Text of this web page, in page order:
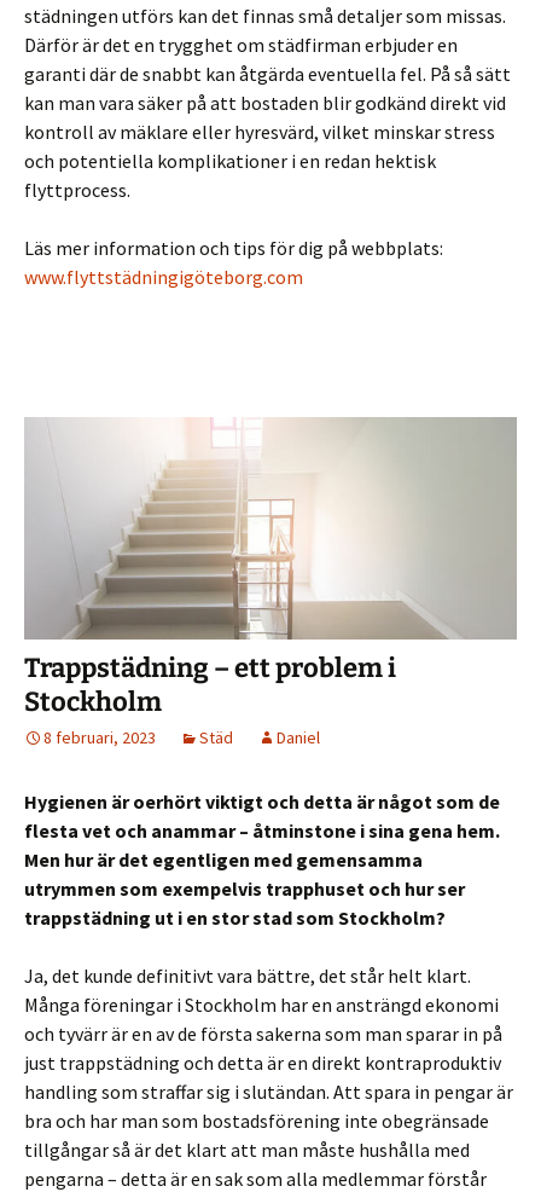
städningen utförs kan det finnas små detaljer som missas.
Därför är det en trygghet om städfirman erbjuder en
garanti där de snabbt kan åtgärda eventuella fel. På så sätt
kan man vara säker på att bostaden blir godkänd direkt vid
kontroll av mäklare eller hyresvärd, vilket minskar stress
och potentiella komplikationer i en redan hektisk
flyttprocess.
Läs mer information och tips för dig på webbplats:
www.flyttstädningigöteborg.com
Trappstädning – ett problem i
Stockholm
8 februari, 2023 Städ Daniel
Hygienen är oerhört viktigt och detta är något som de
flesta vet och anammar – åtminstone i sina gena hem.
Men hur är det egentligen med gemensamma
utrymmen som exempelvis trapphuset och hur ser
trappstädning ut i en stor stad som Stockholm?
Ja, det kunde definitivt vara bättre, det står helt klart.
Många föreningar i Stockholm har en ansträngd ekonomi
och tyvärr är en av de första sakerna som man sparar in på
just trappstädning och detta är en direkt kontraproduktiv
handling som straffar sig i slutändan. Att spara in pengar är
bra och har man som bostadsförening inte obegränsade
tillgångar så är det klart att man måste hushålla med
pengarna – detta är en sak som alla medlemmar förstår